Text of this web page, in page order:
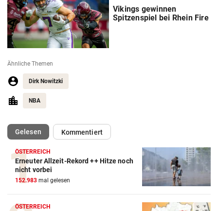
Vikings gewinnen
Spitzenspiel bei Rhein Fire
Ähnliche Themen
Dirk Nowitzki
NBA
Gelesen(ausgewählt)Kommentiert
ÖSTERREICH
Erneuter Allzeit-Rekord ++ Hitze noch
nicht vorbei
152.983 mal gelesen
ÖSTERREICH